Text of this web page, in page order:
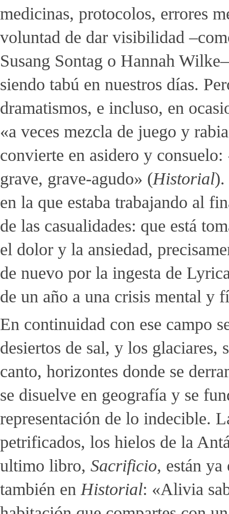
medicinas, protocolos, errores
voluntad de dar visibilidad
Susang Sontag o Hannah
siendo tabú en nuestros días.
dramatismos, e incluso, en
«a veces mezcla de juego y
convierte en asidero y
grave, grave-agudo» (Historial).
en la que estaba trabajando al
de las casualidades: que está
el dolor y la ansiedad,
de nuevo por la ingesta de
de un año a una crisis mental y
En continuidad con ese campo
desiertos de sal, y los glaciares,
canto, horizontes donde se
se disuelve en geografía y se
representación de lo indecible.
petrificados, los hielos de la
ultimo libro, Sacrificio, están
también en Historial: «Alivia